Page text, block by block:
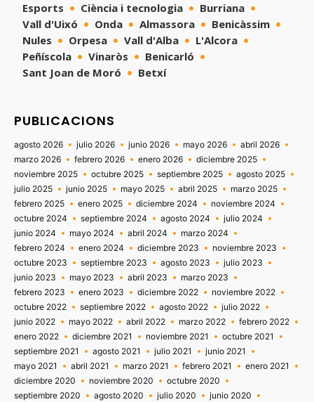
Esports
Ciència i tecnologia
Burriana
Vall d'Uixó
Onda Almassora
Benicàssim
Nules
Orpesa Vall d'Alba
L'Alcora
Peñíscola
Vinaròs
Benicarló
Sant Joan de Moró
Betxí
PUBLICACIONS
agosto 2026 julio 2026 junio 2026 mayo 2026
abril 2026
marzo 2026
febrero 2026 enero 2026
diciembre 2025
noviembre 2025
octubre 2025 septiembre 2025
agosto 2025
julio 2025
junio 2025 mayo 2025 abril 2025
marzo 2025
febrero 2025
enero 2025 diciembre 2024
noviembre 2024
octubre 2024
septiembre 2024 agosto 2024
julio 2024
junio 2024
mayo 2024 abril 2024
marzo 2024
febrero 2024
enero 2024 diciembre 2023
noviembre 2023
octubre 2023
septiembre 2023 agosto 2023
julio 2023
junio 2023
mayo 2023 abril 2023
marzo 2023
febrero 2023
enero 2023 diciembre 2022
noviembre 2022
octubre 2022
septiembre 2022 agosto 2022
julio 2022
junio 2022
mayo 2022 abril 2022 marzo 2022
febrero 2022
enero 2022
diciembre 2021 noviembre 2021
octubre 2021
septiembre 2021
agosto 2021 julio 2021
junio 2021
mayo 2021
abril 2021 marzo 2021 febrero 2021
enero 2021
diciembre 2020
noviembre 2020
octubre 2020
septiembre 2020
agosto 2020 julio 2020
junio 2020